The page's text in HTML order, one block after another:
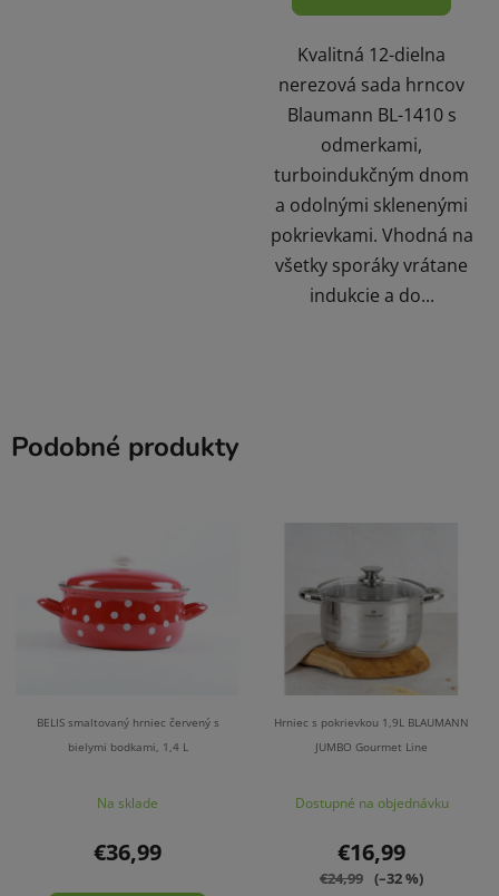
Kvalitná 12-dielna
nerezová sada hrncov
Blaumann BL-1410 s
odmerkami,
turboindukčným dnom
a odolnými sklenenými
pokrievkami. Vhodná na
všetky sporáky vrátane
indukcie a do...
Podobné produkty
BELIS smaltovaný hrniec červený s
bielymi bodkami, 1,4 L
Na sklade
€36,99
Hrniec s pokrievkou 1,9L BLAUMANN
JUMBO Gourmet Line
Dostupné na objednávku
€16,99
€24,99 (–32 %)